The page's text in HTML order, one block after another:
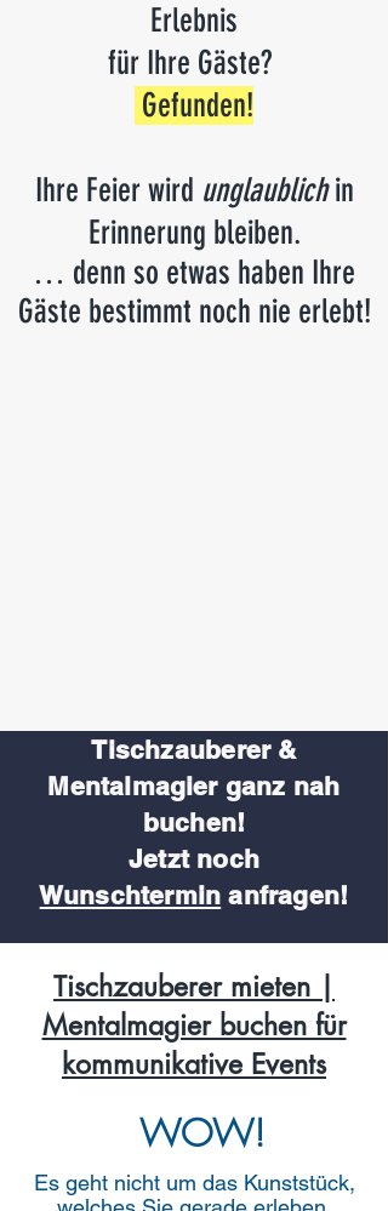
Erlebnis
für Ihre Gäste?
Gefunden!
Ihre Feier wird unglaublichin
Erinnerung bleiben.
… denn so etwas haben Ihre
Gäste bestimmt noch nie erlebt!
Tischzauberer &
Mentalmagier ganz nah
buchen!
Jetzt noch
Wunschtermin anfragen!
Tischzauberer mieten |
Mentalmagier buchen für
kommunikative Events
WOW!
Es geht nicht um das Kunststück,